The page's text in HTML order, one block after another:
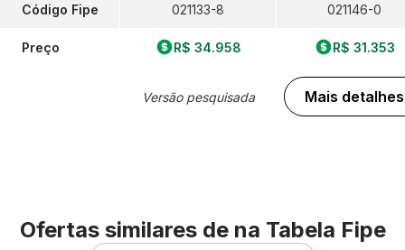
Código Fipe
Preço
021133-8
R$ 34.958
Versão pesquisada
021146-0
R$ 31.353
Mais detalhes
Ofertas similares de na Tabela Fipe